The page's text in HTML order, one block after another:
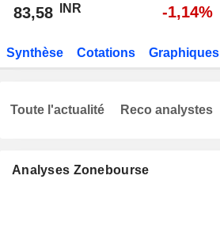
83,58 INR -1,14%
Synthèse Cotations Graphiques
Analyses Zonebourse
Toute l'actualité Reco analystes